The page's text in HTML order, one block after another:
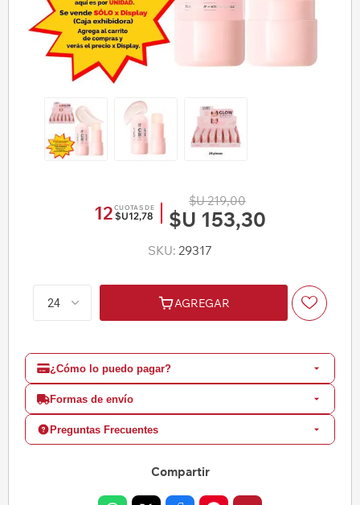
12 CUOTAS DE
$U12,78
$U 219,00
$U 153,30
SKU: 29317
AGREGAR
¿Cómo lo puedo pagar?
Formas de envío
Preguntas Frecuentes
Compartir